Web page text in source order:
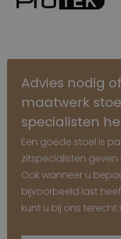
Advies nodig
maatwerk
specialisten
Een goede stoel is
zitspecialisten
Ook wanneer u
bijvoorbeeld last
kunt u bij ons